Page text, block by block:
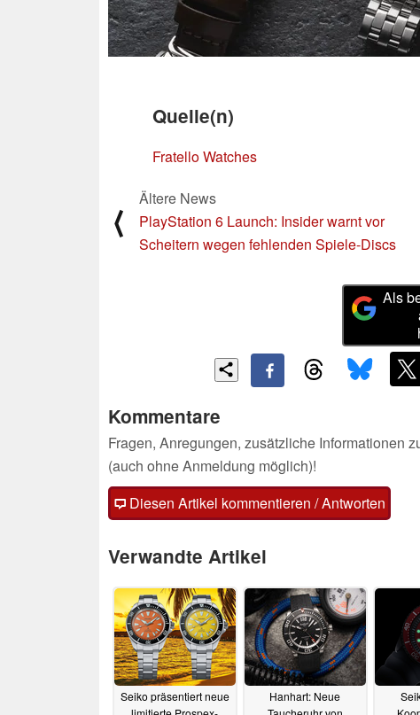
Quelle(n)
Fratello Watches
⟨
Ältere News
PlayStation 6 Launch: Insider warnt vor
Scheitern wegen fehlenden Spiele-Discs
Als
Kommentare
Fragen, Anregungen, zusätzliche Informationen
(auch ohne Anmeldung möglich)!
Diesen Artikel kommentieren / Antworten
Verwandte Artikel
Seiko präsentiert neue
Hanhart: Neue